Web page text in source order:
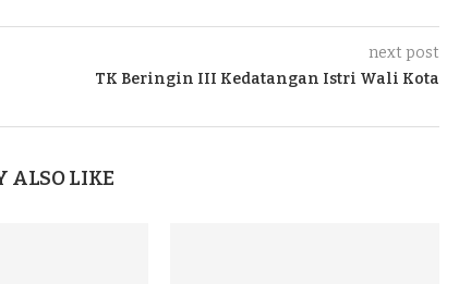
next post
TK Beringin III Kedatangan Istri Wali Kota
ALSO LIKE